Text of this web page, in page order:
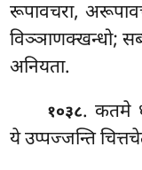
रूपावचरा,
विञ्ञाणक्खन्धो;
अनियता.
१०३८. कतमे
ये उप्पज्जन्ति